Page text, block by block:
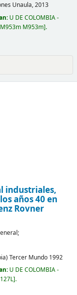
Unaula,2013
U DE COLOMBIA -
M953m .
industriales,
años 40 en
Rovner
Tercer Mundo 1992
U DE COLOMBIA -
.